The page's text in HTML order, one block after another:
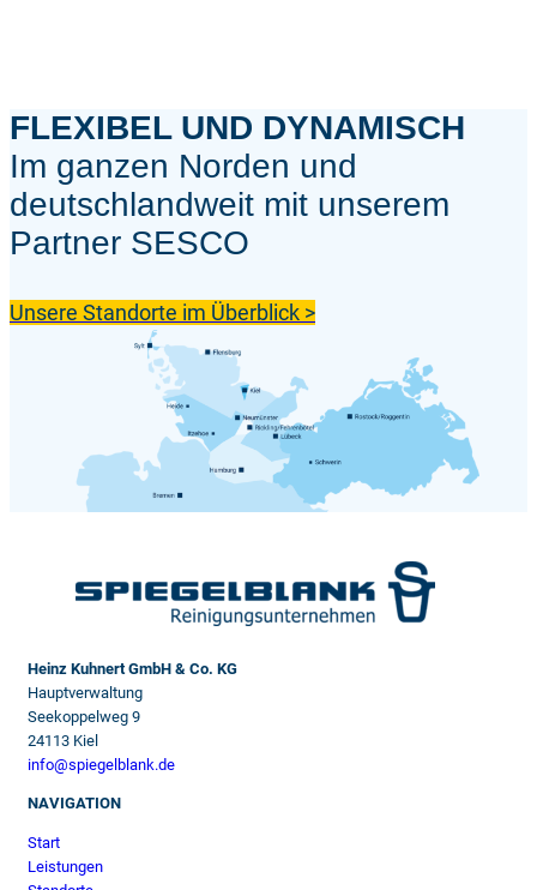
FLEXIBEL UND DYNAMISCH
Im ganzen Norden und
deutschlandweit mit unserem
Partner SESCO
Unsere Standorte im Überblick >
Heinz Kuhnert GmbH & Co. KG
Hauptverwaltung
Seekoppelweg 9
24113 Kiel
info@spiegelblank.de
NAVIGATION
Start
Leistungen